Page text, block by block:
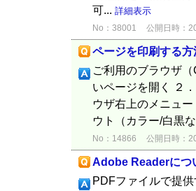
可... 詳細表示
No：38001 公開日時：
ページを印刷する方
ご利用のブラウザ
いページを開く ２
ウザ右上のメニュ
ウト（カラー/白黒
No：14866 公開日時：
Adobe Readerにつ
PDFファイルで提